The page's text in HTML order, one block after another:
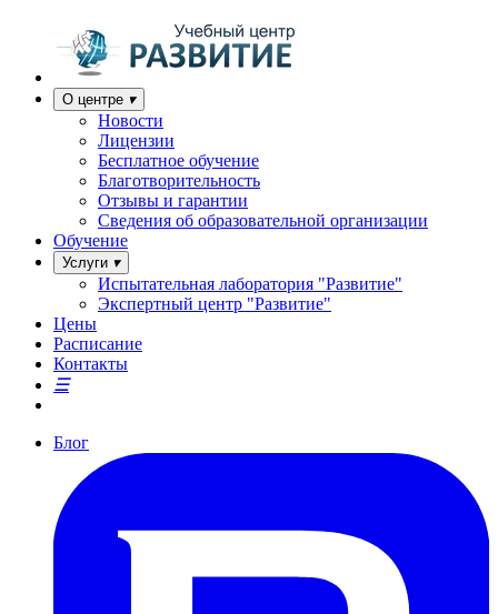
О центре
Новости
Лицензии
Бесплатное обучение
Благотворительность
Отзывы и гарантии
Сведения об образовательной организации
Обучение
Услуги
Испытательная лаборатория "Развитие"
Экспертный центр "Развитие"
Цены
Расписание
Контакты
Блог